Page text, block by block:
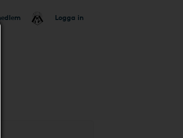
Logga in